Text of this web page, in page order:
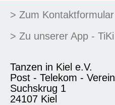
> Zum Kontaktformular
> Zu unserer App - TiKi
Tanzen in Kiel e.V.
Post - Telekom - Verein
Suchskrug 1
24107 Kiel